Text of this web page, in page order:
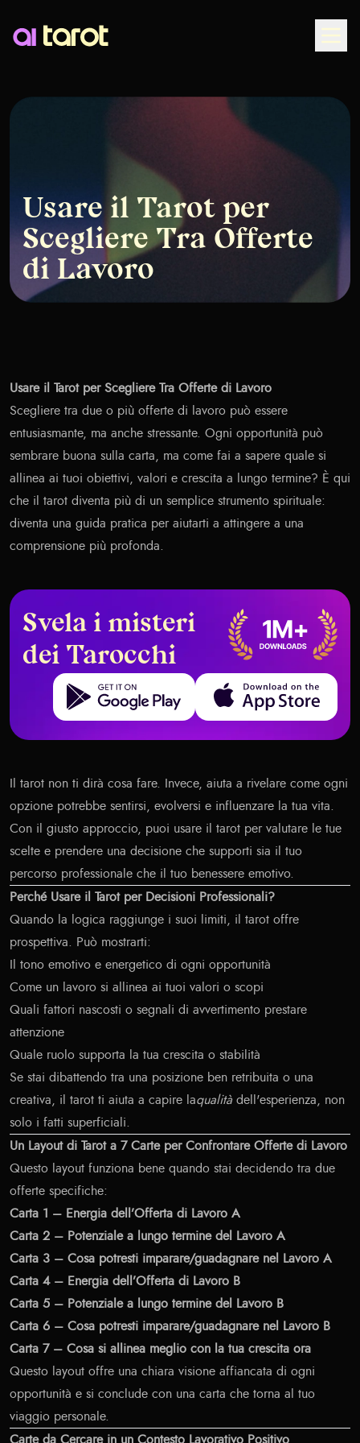
Usare il Tarot per
Scegliere Tra Offerte
di Lavoro
Usare il Tarot per Scegliere Tra Offerte di Lavoro
Scegliere tra due o più offerte di lavoro può essere
entusiasmante, ma anche stressante. Ogni opportunità può
sembrare buona sulla carta, ma come fai a sapere quale si
allinea ai tuoi obiettivi, valori e crescita a lungo termine? È qui
che il tarot diventa più di un semplice strumento spirituale:
diventa una guida pratica per aiutarti a attingere a una
comprensione più profonda.
Svela i misteri
dei Tarocchi
Get it on Google Play Download on the App Store
Il tarot non ti dirà cosa fare. Invece, aiuta a rivelare come ogni
opzione potrebbe sentirsi, evolversi e influenzare la tua vita.
Con il giusto approccio, puoi usare il tarot per valutare le tue
scelte e prendere una decisione che supporti sia il tuo
percorso professionale che il tuo benessere emotivo.
Perché Usare il Tarot per Decisioni Professionali?
Quando la logica raggiunge i suoi limiti, il tarot offre
prospettiva. Può mostrarti:
Il tono emotivo e energetico di ogni opportunità
Come un lavoro si allinea ai tuoi valori o scopi
Quali fattori nascosti o segnali di avvertimento prestare
attenzione
Quale ruolo supporta la tua crescita o stabilità
Se stai dibattendo tra una posizione ben retribuita o una
creativa, il tarot ti aiuta a capire laqualitàdell'esperienza, non
solo i fatti superficiali.
Un Layout di Tarot a 7 Carte per Confrontare Offerte di Lavoro
Questo layout funziona bene quando stai decidendo tra due
offerte specifiche:
Carta 1 – Energia dell’Offerta di Lavoro A
Carta 2 – Potenziale a lungo termine del Lavoro A
Carta 3 – Cosa potresti imparare/guadagnare nel Lavoro A
Carta 4 – Energia dell’Offerta di Lavoro B
Carta 5 – Potenziale a lungo termine del Lavoro B
Carta 6 – Cosa potresti imparare/guadagnare nel Lavoro B
Carta 7 – Cosa si allinea meglio con la tua crescita ora
Questo layout offre una chiara visione affiancata di ogni
opportunità e si conclude con una carta che torna al tuo
viaggio personale.
Carte da Cercare in un Contesto Lavorativo Positivo